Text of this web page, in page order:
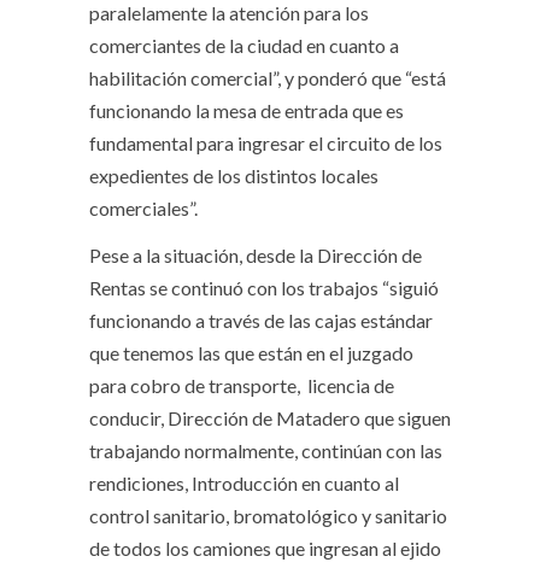
paralelamente la atención para los
comerciantes de la ciudad en cuanto a
habilitación comercial”, y ponderó que “está
funcionando la mesa de entrada que es
fundamental para ingresar el circuito de los
expedientes de los distintos locales
comerciales”.
Pese a la situación, desde la Dirección de
Rentas se continuó con los trabajos “siguió
funcionando a través de las cajas estándar
que tenemos las que están en el juzgado
para cobro de transporte, licencia de
conducir, Dirección de Matadero que siguen
trabajando normalmente, continúan con las
rendiciones, Introducción en cuanto al
control sanitario, bromatológico y sanitario
de todos los camiones que ingresan al ejido